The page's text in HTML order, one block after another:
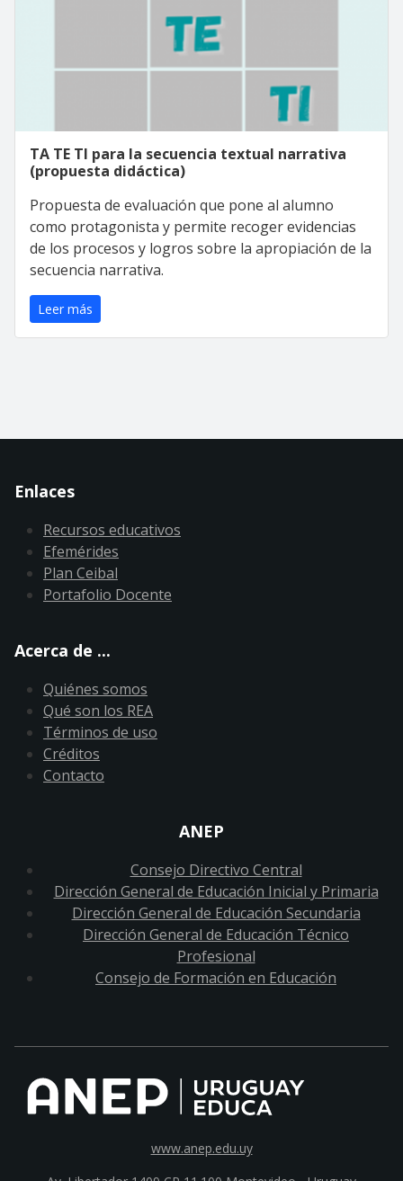
TA TE TI para la secuencia textual narrativa
(propuesta didáctica)
Propuesta de evaluación que pone al alumno
como protagonista y permite recoger evidencias
de los procesos y logros sobre la apropiación de la
secuencia narrativa.
Leer más
Enlaces
Recursos educativos
Efemérides
Plan Ceibal
Portafolio Docente
Acerca de ...
Quiénes somos
Qué son los REA
Términos de uso
Créditos
Contacto
ANEP
Consejo Directivo Central
Dirección General de Educación Inicial y Primaria
Dirección General de Educación Secundaria
Dirección General de Educación Técnico
Profesional
Consejo de Formación en Educación
www.anep.edu.uy